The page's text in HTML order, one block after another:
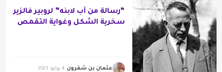
“رسالة من أب لابنه” لروبير فالزير
سخرية الشكل وغواية التقمص
عثمان بن شقرون 4 يوليو 2025